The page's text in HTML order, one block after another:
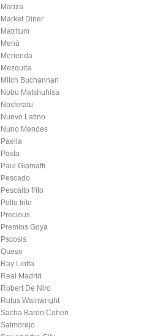
Mariza
Market Diner
Matritum
Menú
Merienda
Mezquita
Mitch Buchannan
Nobu Matshuhisa
Nosferatu
Nuevo Latino
Nuno Mendes
Paella
Pasta
Paul Giamatti
Pescado
Pescaíto frito
Pollo frito
Precious
Premios Goya
Pscosis
Queso
Ray Liotta
Real Madrid
Robert De Niro
Rufus Wainwright
Sacha Baron Cohen
Salmorejo